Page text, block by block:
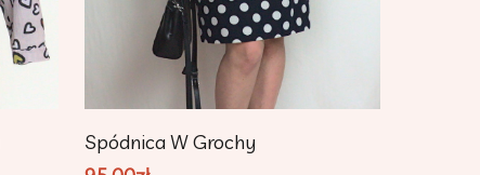
Dodaj Do Koszyka
Spódnica W Grochy